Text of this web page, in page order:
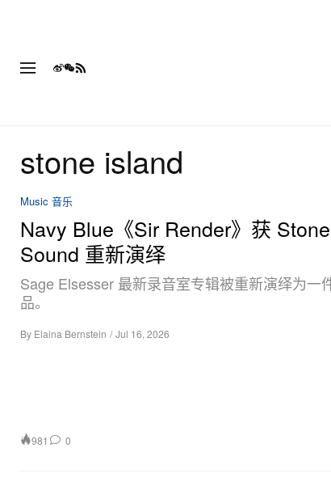
stone island
Music 音乐
Navy Blue《Sir Render》获
Sound 重新演绎
Sage Elsesser 最新录音室专辑被重新演绎为一
品。
By Elaina Bernstein / Jul 16, 2026
981 0